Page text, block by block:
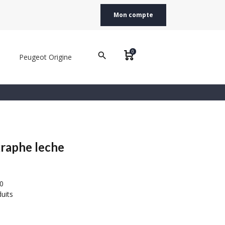
Mon compte
Peugeot Origine search 0
leche